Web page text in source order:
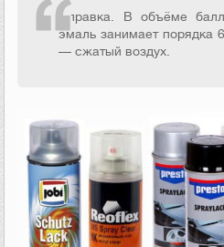
Справка. В объёме
эмаль занимает порядка
— сжатый воздух.